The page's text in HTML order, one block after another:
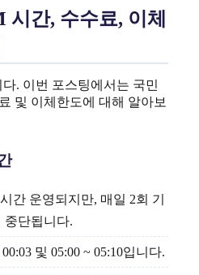
시간, 수수료, 이체
. 이번 포스팅에서는 국민
및 이체한도에 대해 알아보
간 운영되지만, 매일 2회 기
중단됩니다.
및 05:00 ~ 05:10입니다.